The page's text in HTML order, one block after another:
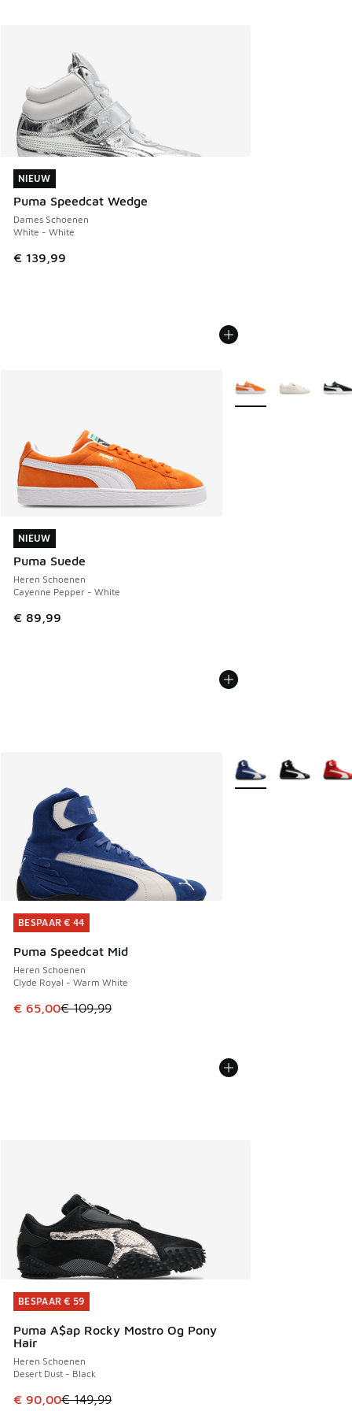
NIEUW
Puma Speedcat Wedge
Dames Schoenen
White - White
€ 139,99
NIEUW
NIEUW
Puma Suede
Heren Schoenen
Cayenne Pepper - White
€ 89,99
NIEUW
Meer kleuren
BESPAAR € 44
Puma Speedcat Mid
Heren Schoenen
Clyde Royal - Warm White
Dit artikel is in de uitverkoop. Dit artikel is in de
€ 65,00€ 109,99
BESPAAR € 44
Meer kleuren
BESPAAR € 59
Puma A$ap Rocky Mostro Og Pony
Hair
Heren Schoenen
Desert Dust - Black
Dit artikel is in de uitverkoop. Dit artikel is in de
€ 90,00€ 149,99
BESPAAR € 59